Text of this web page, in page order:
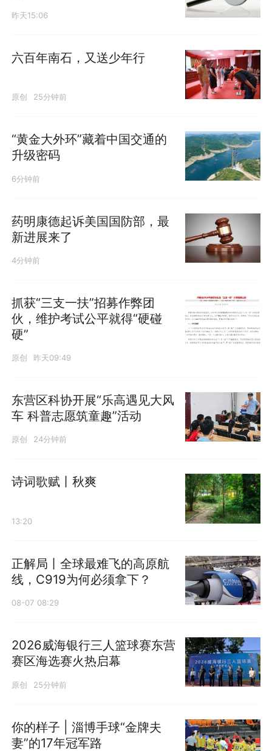
昨天15:06
六百年南石，又送少年行
原创 25分钟前
“黄金大外环”藏着中国交通的
升级密码
6分钟前
药明康德起诉美国国防部，最
新进展来了
4分钟前
抓获“三支一扶”招募作弊团
伙，维护考试公平就得“硬碰
硬”
原创 昨天09:49
东营区科协开展“乐高遇见大风
车 科普志愿筑童趣”活动
原创 24分钟前
诗词歌赋丨秋爽
13:20
正解局丨全球最难飞的高原航
线，C919为何必须拿下？
08-07 08:29
2026威海银行三人篮球赛东营
赛区海选赛火热启幕
原创 25分钟前
你的样子 | 淄博手球“金牌夫
妻”的17年冠军路